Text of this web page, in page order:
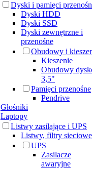
Dyski i pamięci
Dyski HDD
Dyski SSD
Dyski zewnętrzne i
przenośne
Obudowy i
Kieszenie
Obudowy
3,5"
Pamięci przenośne
Pendrive
Głośniki
Laptopy
Listwy zasilające i UPS
Listwy, filtry sieciowe
UPS
Zasilacze
awaryjne